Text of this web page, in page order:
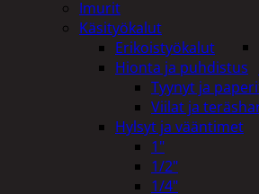
Imurit
Käsityökalut
Erikoistyökalut
Hionta ja puhdistus
Tyynyt ja
Viilat ja
Hylsyt ja vääntimet
1"
1/2"
1/4"